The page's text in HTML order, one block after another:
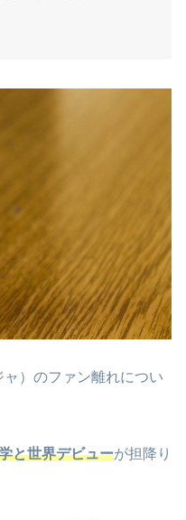
ャ）のファン離れについ
と世界デビューが担降り